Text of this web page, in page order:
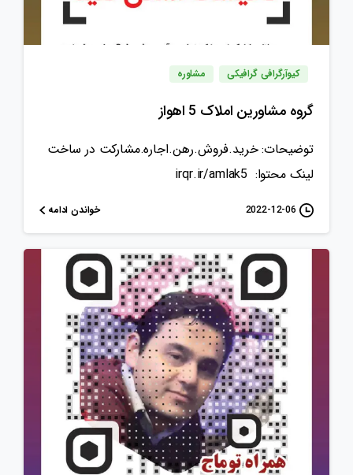
کیوآرگرافی گرافیکی مشاوره
گروه مشاورین املاک 5 اهواز
توضیحات: خرید.فروش.رهن.اجاره.مشارکت در ساخت
لینک محتوا: irqr.ir/amlak5
2022-12-06 خواندن ادامه